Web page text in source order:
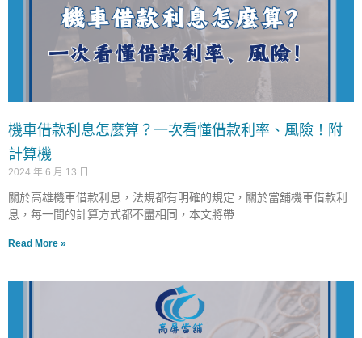
機車借款利息怎麼算？一次看懂借款利率、風險！附
計算機
2024 年 6 月 13 日
關於高雄機車借款利息，法規都有明確的規定，關於當舖機車借款利
息，每一間的計算方式都不盡相同，本文將帶
Read More »